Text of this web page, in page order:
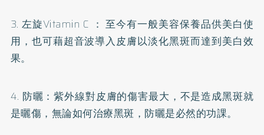
3. 左旋Vitamin C ： 至今有一般美容保養品供美白使
用，也可藉超音波導入皮膚以淡化黑斑而達到美白效
果。
4. 防曬 ：紫外線對皮膚的傷害最大，不是造成黑斑就
是曬傷，無論如何治療黑斑，防曬是必然的功課。